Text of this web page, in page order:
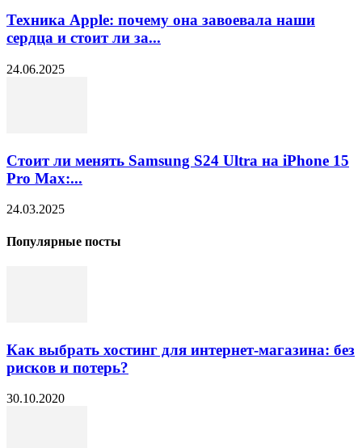
Техника Apple: почему она завоевала наши
сердца и стоит ли за...
24.06.2025
Стоит ли менять Samsung S24 Ultra на iPhone 15
Pro Max:...
24.03.2025
Популярные посты
Как выбрать хостинг для интернет-магазина: без
рисков и потерь?
30.10.2020